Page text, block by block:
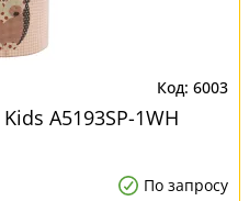
6003
A5193SP-1WH
По запросу